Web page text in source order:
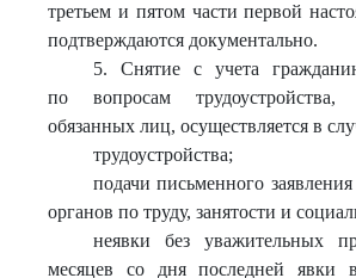
третьем и пятом части первой
подтверждаются документально.
5. Снятие с учета
по вопросам
обязанных лиц, осуществляется в
трудоустройства;
подачи письменного
органов по труду, занятости и
неявки без уважительных
месяцев со дня последней явки